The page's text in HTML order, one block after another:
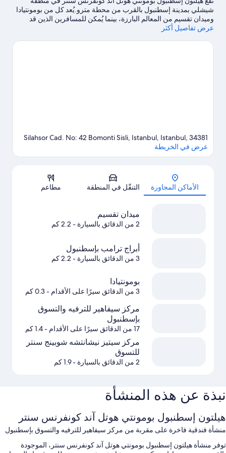
شيشلي بمدينة إسطنبول بالقرب من محطة مترو.يُعد كل من بومونتيادا
وميدان تقسيم من المعالم البارزة، بينما يُمكن للمسافرين الذين قد
يرغبون في التسوق زيارة مركز سيفاهير للترفيه والتسوق بإسطنبول
وقصر دولما بهجة مكانين آخرين موصى بهما للزيارة.
عرض تفاصيل أكثر
الخريطة
Silahsor Cad. No: 42 Bomonti Sisli, Istanbul, Istanbul, 34381
عرض في الخريطة
الأماكن المجاورة التنقّل في المنطقة مطاعم
ميدان تقسيم
2 من الدقائق بالسيارة - 2.2 كم
أبراج ترامب بإسطنبول
3 من الدقائق بالسيارة - 2.2 كم
بومونتيادا
3 من الدقائق سيرًا على الأقدام - 0.3 كم
مركز سيفاهير للترفيه والتسوق
بإسطنبول
17 من الدقائق سيرًا على الأقدام - 1.4 كم
مركز سيتيز نيشانتشه شوبينج سنتر
للتسوق
2 من الدقائق بالسيارة - 1.9 كم
نبذة عن هذه المنشأة
هيلتون إسطنبول بومونتي هوتل آند كونفرنس سنتر
منشأة فندقية فاخرة على مقربة من مركز سيفاهير للترفيه والتسوق بإسطنبول
توفر منشأة هيلتون إسطنبول بومونتي هوتل آند كونفرنس سنتر، الموجودة